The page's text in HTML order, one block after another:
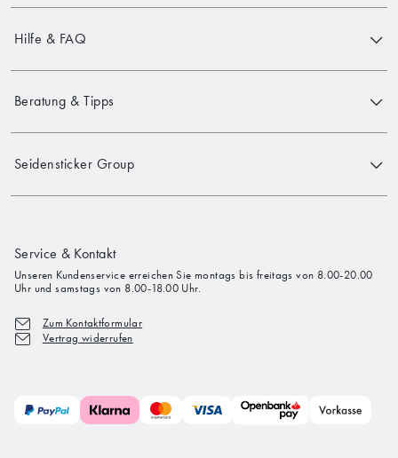
Hilfe & FAQ
Beratung & Tipps
Seidensticker Group
Service & Kontakt
Unseren Kundenservice erreichen Sie montags bis freitags von 8.00-20.00
Uhr und samstags von 8.00-18.00 Uhr.
Zum Kontaktformular
Vertrag widerrufen